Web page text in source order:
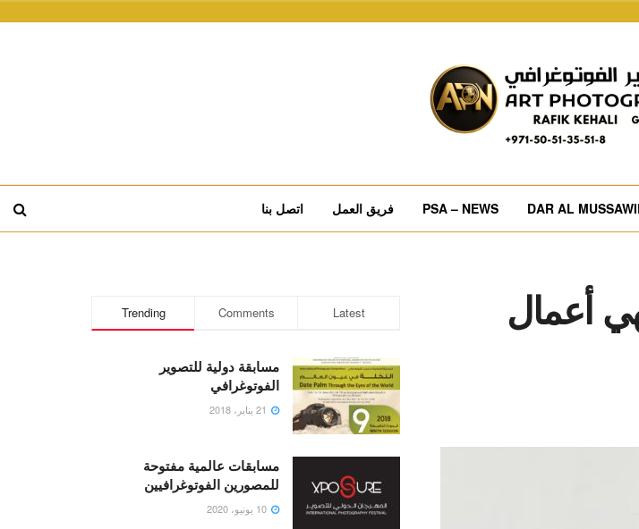
DAR AL
PSA – NEWS فريق العمل اتصل بنا
أعمال
Trending Comments Latest
مسابقة دولية للتصوير
الفوتوغرافي
مسابقات عالمية مفتوحة
للمصورين الفوتوغرافيين